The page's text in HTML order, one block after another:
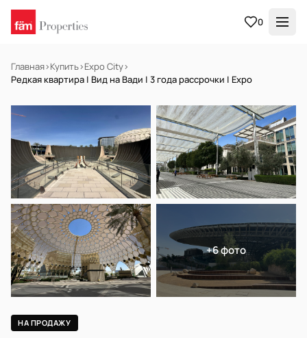
0
Главная›Купить›Expo City›
Редкая квартира | Вид на Вади | 3 года рассрочки | Expo
+6 фото
НА ПРОДАЖУ